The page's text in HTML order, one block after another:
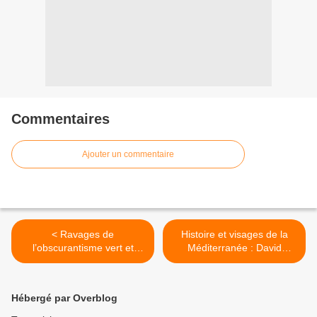
Commentaires
Ajouter un commentaire
< Ravages de
l’obscurantisme vert et
écologie de l’action, par
Histoire et visages de la
Méditerranée : David
Abulafia, Fernand Braudel
Hébergé par Overblog